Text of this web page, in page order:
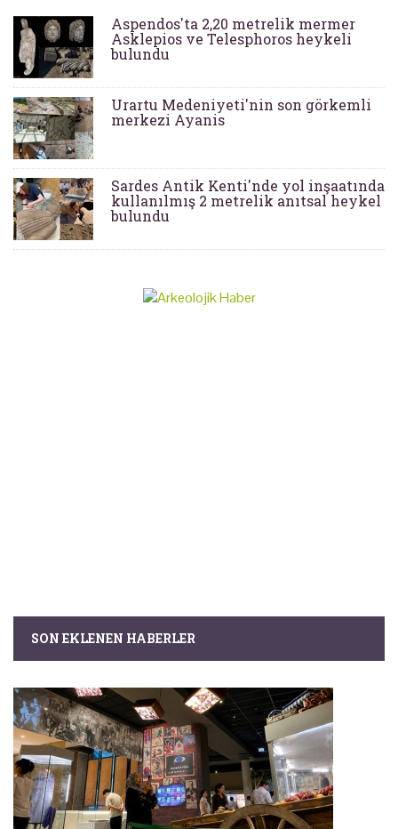
Aspendos'ta 2,20 metrelik mermer
Asklepios ve Telesphoros heykeli
bulundu
Urartu Medeniyeti'nin son görkemli
merkezi Ayanis
Sardes Antik Kenti'nde yol inşaatında
kullanılmış 2 metrelik anıtsal heykel
bulundu
SON EKLENEN HABERLER